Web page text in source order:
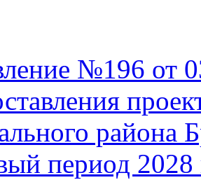
№196 от
района
период 2028